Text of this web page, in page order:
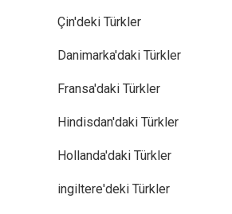
Çin'deki Türkler
Danimarka'daki Türkler
Fransa'daki Türkler
Hindisdan'daki Türkler
Hollanda'daki Türkler
ingiltere'deki Türkler